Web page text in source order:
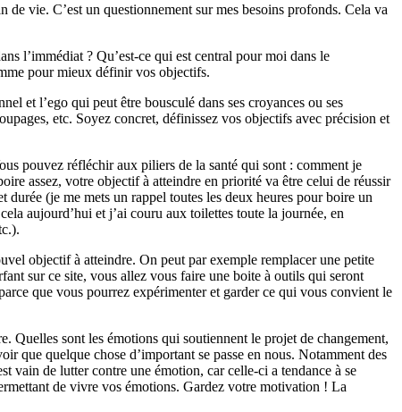
vie. C’est un questionnement sur mes besoins profonds. Cela va
l’immédiat ? Qu’est-ce qui est central pour moi dans le
pour mieux définir vos objectifs.
et l’ego qui peut être bousculé dans ses croyances ou ses
etc. Soyez concret, définissez vos objectifs avec précision et
pouvez réfléchir aux piliers de la santé qui sont : comment je
assez, votre objectif à atteindre en priorité va être celui de réussir
(je me mets un rappel toutes les deux heures pour boire un
aujourd’hui et j’ai couru aux toilettes toute la journée, en
objectif à atteindre. On peut par exemple remplacer une petite
sur ce site, vous allez vous faire une boite à outils qui seront
que vous pourrez expérimenter et garder ce qui vous convient le
Quelles sont les émotions qui soutiennent le projet de changement,
que quelque chose d’important se passe en nous. Notamment des
vain de lutter contre une émotion, car celle-ci a tendance à se
de vivre vos émotions. Gardez votre motivation ! La